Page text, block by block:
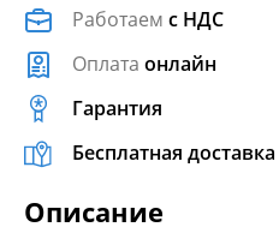
Работаем с НДС
Оплата онлайн
Гарантия
Бесплатная доставка
Описание